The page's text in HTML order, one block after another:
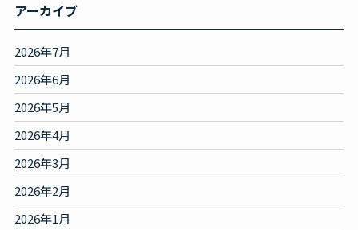
アーカイブ
2026年7月
2026年6月
2026年5月
2026年4月
2026年3月
2026年2月
2026年1月